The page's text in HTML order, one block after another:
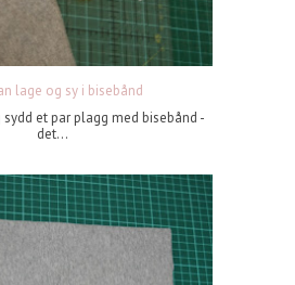
lage og sy i bisebånd
et par plagg med bisebånd -
det...